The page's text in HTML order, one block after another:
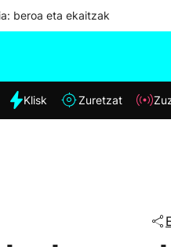
beroa eta ekaitzak
Klisk Zuretzat